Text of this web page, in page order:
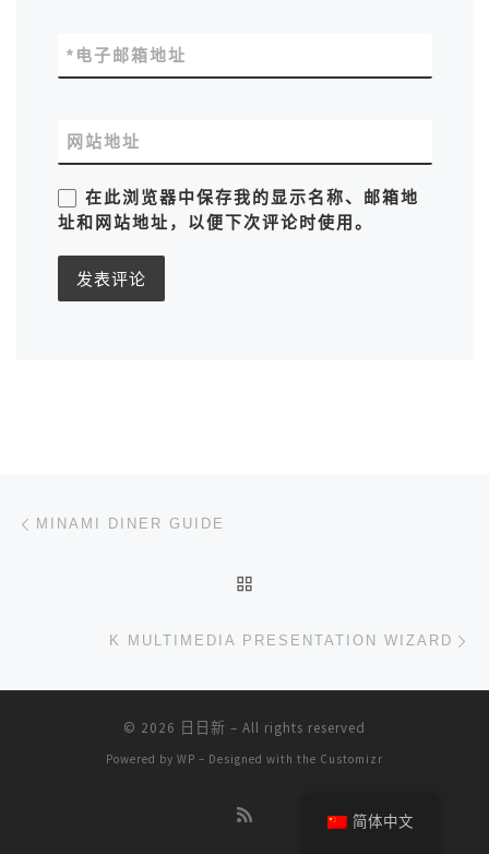
电子邮箱地址
*
网站地址
在此浏览器中保存我的显示名称、邮箱地
址和网站地址，以便下次评论时使用。
文章导航
MINAMI DINER GUIDE
K MULTIMEDIA PRESENTATION WIZARD
© 2026 日日新 – All rights reserved
Powered by WP – Designed with the Customizr
简体中文